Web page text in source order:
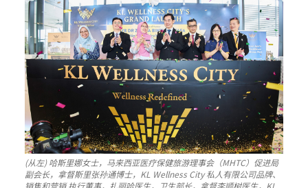
(从左) 哈斯里娜女士，马来西亚医疗保健旅游理事会（MHTC）促进局
副会长，拿督斯里张孙通博士，KL Wellness City 私人有限公司品牌、
销售和营销 执行董事，扎丽哈医生，卫生部长，拿督李顺树医生，KL